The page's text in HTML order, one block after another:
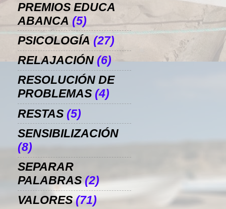
PREMIOS EDUCA
ABANCA (5)
PSICOLOGÍA (27)
RELAJACIÓN (6)
RESOLUCIÓN DE
PROBLEMAS (4)
RESTAS (5)
SENSIBILIZACIÓN
(8)
SEPARAR
PALABRAS (2)
VALORES (71)